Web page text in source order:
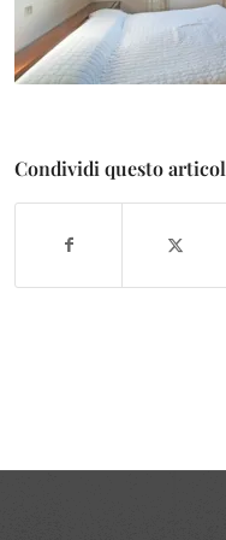
Condividi questo